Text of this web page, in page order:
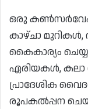
ഒരു
കാഴ്ചാ മുറികൾ,
കൈകാര്യം
ഏരിയകൾ, കലാ
പ്രാദേശിക
രൂപകൽപ്പന